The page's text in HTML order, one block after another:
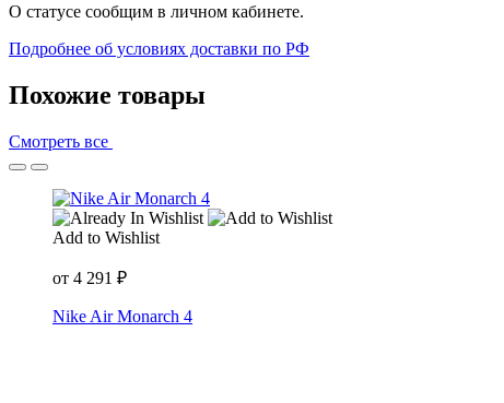
О статусе сообщим в личном кабинете.
Подробнее об условиях доставки по РФ
Похожие товары
Смотреть все
Add to Wishlist
от 4 291 ₽
Nike Air Monarch 4